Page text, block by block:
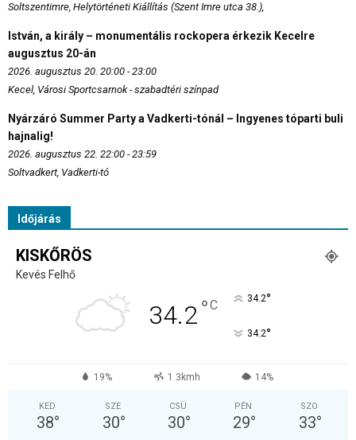
Soltszentimre, Helytörténeti Kiállítás (Szent Imre utca 38.),
István, a király – monumentális rockopera érkezik Kecelre
augusztus 20-án
2026. augusztus 20. 20:00 - 23:00
Kecel, Városi Sportcsarnok - szabadtéri színpad
Nyárzáró Summer Party a Vadkerti-tónál – Ingyenes tóparti buli
hajnalig!
2026. augusztus 22. 22:00 - 23:59
Soltvadkert, Vadkerti-tó
Időjárás
KISKŐRÖS
Kevés Felhő
34.2°C 34.2°
34.2°
19% 1.3kmh 14%
KED
38°
SZE
30°
CSÜ
30°
PÉN
29°
SZO
33°